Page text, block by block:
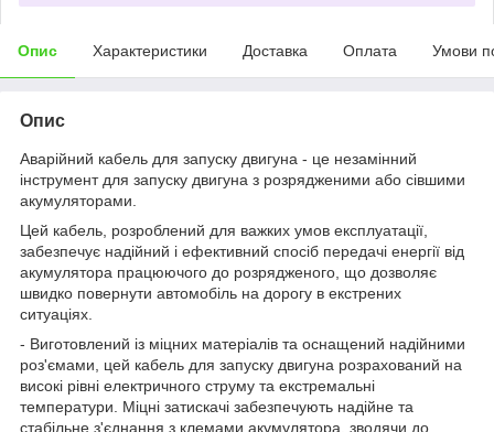
Опис Характеристики Доставка Оплата Умови
Опис
Аварійний кабель для запуску двигуна - це незамінний
інструмент для запуску двигуна з розрядженими або сівшими
акумуляторами.
Цей кабель, розроблений для важких умов експлуатації,
забезпечує надійний і ефективний спосіб передачі енергії від
акумулятора працюючого до розрядженого, що дозволяє
швидко повернути автомобіль на дорогу в екстрених
ситуаціях.
- Виготовлений із міцних матеріалів та оснащений надійними
роз'ємами, цей кабель для запуску двигуна розрахований на
високі рівні електричного струму та екстремальні
температури. Міцні затискачі забезпечують надійне та
стабільне з'єднання з клемами акумулятора, зводячи до